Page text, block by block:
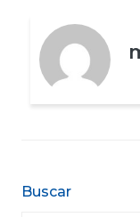
Buscar